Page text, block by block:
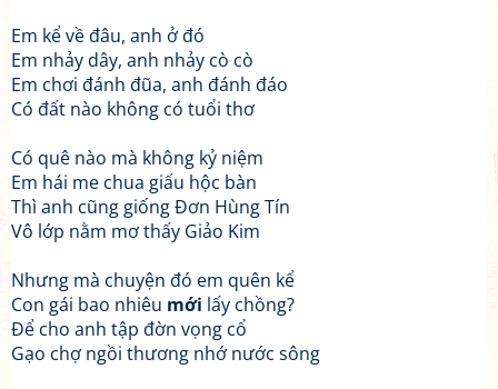
Em kể về đâu, anh ở đó
Em nhảy dây, anh nhảy cò cò
Em chơi đánh đũa, anh đánh đáo
Có đất nào không có tuổi thơ
Có quê nào mà không kỷ niệm
Em hái me chua giấu hộc bàn
Thì anh cũng giống Đơn Hùng Tín
Vô lớp nằm mơ thấy Giảo Kim
Nhưng mà chuyện đó em quên kể
Con gái bao nhiêu mới lấy chồng?
Để cho anh tập đờn vọng cổ
Gạo chợ ngồi thương nhớ nước sông